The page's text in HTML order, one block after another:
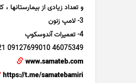
و تعداد زیادی از
3- لامپ زنون
4- تعمیرات آندوسکوپ
46075349 09127699010 021-
www.samateb.com
https://t.me/samatebamiri